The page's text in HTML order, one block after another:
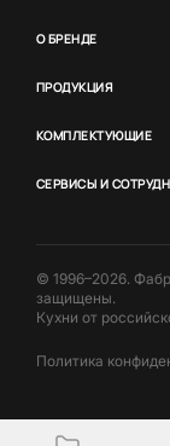
О БРЕНДЕ
ПРОДУКЦИЯ
КОМПЛЕКТУЮЩИЕ
СЕРВИСЫ И
© 1996–2026.
защищены.
Кухни от
Политика